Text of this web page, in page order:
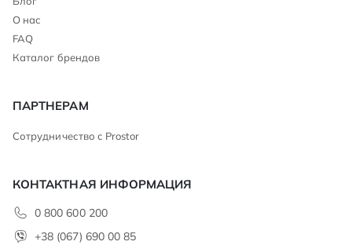
О нас
FAQ
Каталог брендов
ПАРТНЕРАМ
Сотрудничество с Prostor
КОНТАКТНАЯ ИНФОРМАЦИЯ
0 800 600 200
+38 (067) 690 00 85